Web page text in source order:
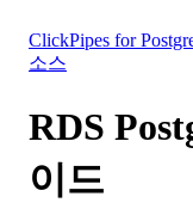
ClickPipes for
소스
RDS
이드